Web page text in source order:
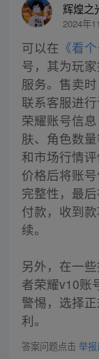
辉煌之
2024年
可以在 《看
号，其为玩
服务。售卖
联系客服进
荣耀账号信
肤、角色数
和市场行情
价格后将账
完整性，最
付款，收到
续。
另外，在一
者荣耀v10账
警惕，选择
利。
答案问题点击 举